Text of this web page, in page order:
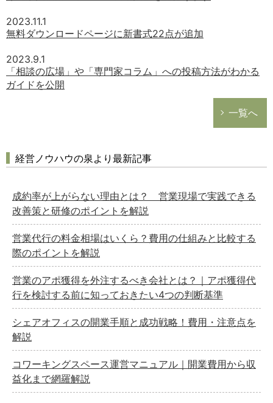
2023.11.1
無料ダウンロードページに新書式22点が追加
2023.9.1
「相談の広場」や「専門家コラム」への投稿方法がわかる
ガイドを公開
一覧へ
経営ノウハウの泉より最新記事
成約率が上がらない理由とは？ 営業現場で実践できる
改善策と研修のポイントを解説
営業代行の料金相場はいくら？費用の仕組みと比較する
際のポイントを解説
営業のアポ獲得を外注するべき会社とは？｜アポ獲得代
行を検討する前に知っておきたい4つの判断基準
シェアオフィスの開業手順と成功戦略！費用・注意点を
解説
コワーキングスペース運営マニュアル｜開業費用から収
益化まで網羅解説